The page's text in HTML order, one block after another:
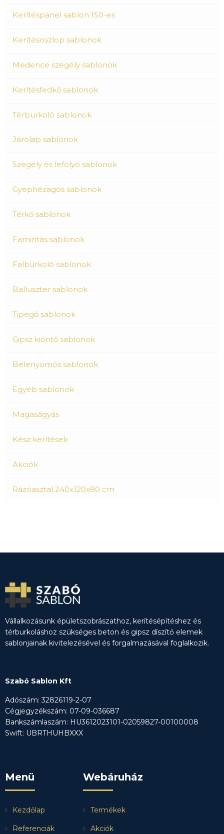
Kerítéspanel sablon 150-es
Kerítésoszlop sablonok
Medence szegély sablonok
Kerítésfedkő sablonok
Térburkoló sablonok
Járólap sablonok
Szegély és lefolyó sablonok
Gyephézagos sablonok
Térkő sablonok
Famintás sablonok
Falburkoló sablonok
Balluszter sablonok
Tipegő sablonok
Gipsz kiöntő sablonok
Belenyomós sablonok
Egyéb sablonok
Magaságyás
Kész kerítések
Akciók
Rázóasztal 240x120x80 cm
Vállalkozásunk épületszobrászathoz, kerítésépítéshez és
térburkoláshoz szükséges beton és gipsz díszítő elemek
sablonjainak kivitelezésével és forgalmazásával foglalkozik.
Szabó Sablon Kft
Adószám: 32826119-2-07
Cégjegyzékszám: 07-09-036687
Bankszámlaszám: HU3612023101-02059827-00100008
Swift: UBRTHUHBXXX
Menü
Kezdőlap
Referenciák
Webáruház
Termékek
Akciók